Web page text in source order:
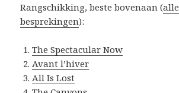
Rangschikking, beste bovenaan (alle
besprekingen):
The Spectacular Now
Avant l’hiver
All Is Lost